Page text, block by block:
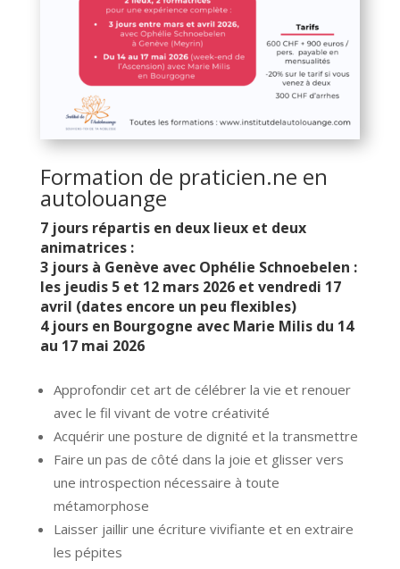
Formation de praticien.ne en
autolouange
7 jours répartis en deux lieux et deux
animatrices :
3 jours à Genève avec Ophélie Schnoebelen :
les jeudis 5 et 12 mars 2026 et vendredi 17
avril (dates encore un peu flexibles)
4 jours en Bourgogne avec Marie Milis du 14
au 17 mai 2026
Approfondir cet art de célébrer la vie et renouer
avec le fil vivant de votre créativité
Acquérir une posture de dignité et la transmettre
Faire un pas de côté dans la joie et glisser vers
une introspection nécessaire à toute
métamorphose
Laisser jaillir une écriture vivifiante et en extraire
les pépites